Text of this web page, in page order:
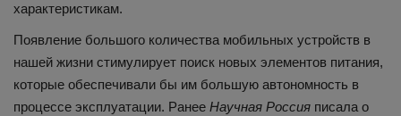
характеристикам.
Появление большого количества мобильных устройств в
нашей жизни стимулирует поиск новых элементов питания,
которые обеспечивали бы им большую автономность в
процессе эксплуатации. Ранее Научная Россия писала о